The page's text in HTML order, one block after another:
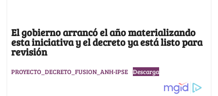
El gobierno arrancó el año materializando
esta iniciativa y el decreto ya está listo para
revisión
PROYECTO_DECRETO_FUSION_ANH-IPSE Descarga